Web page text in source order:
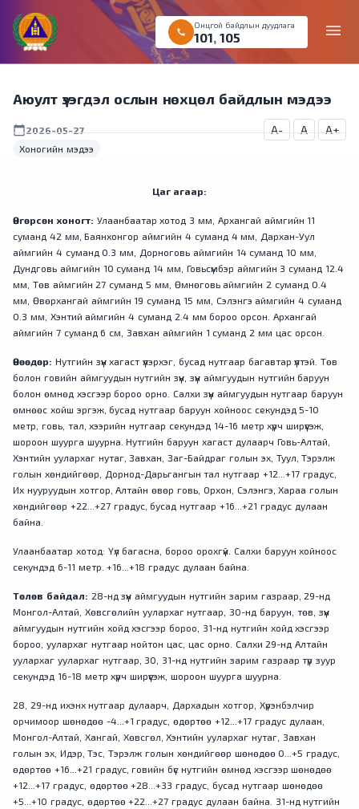
menu
call
Онцгой байдлын дуудлага
101 ,105
Аюулт үзэгдэл ослын нөхцөл байдлын мэдээ
calendar_today2026-05-27
Хоногийн мэдээ
A- A A+
Цаг агаар:
Өнгөрсөн хоногт: Улаанбаатар хотод 3 мм, Архангай аймгийн 11
суманд 42 мм, Баянхонгор аймгийн 4 суманд 4 мм, Дархан-Уул
аймгийн 4 суманд 0.3 мм, Дорноговь аймгийн 14 суманд 10 мм,
Дундговь аймгийн 10 суманд 14 мм, Говьсүмбэр аймгийн 3 суманд 12.4
мм, Төв аймгийн 27 суманд 5 мм, Өмнөговь аймгийн 2 суманд 0.4
мм, Өвөрхангай аймгийн 19 суманд 15 мм, Сэлэнгэ аймгийн 4 суманд
0.3 мм, Хэнтий аймгийн 4 суманд 2.4 мм бороо орсон. Архангай
аймгийн 7 суманд 6 см, Завхан аймгийн 1 суманд 2 мм цас орсон.
Өнөөдөр: Нутгийн зүүн хагаст үүлэрхэг, бусад нутгаар багавтар үүлтэй. Төв
болон говийн аймгуудын нутгийн зүүн, зүүн аймгуудын нутгийн баруун
болон өмнөд хэсгээр бороо орно. Салхи зүүн аймгуудын нутгаар баруун
өмнөөс хойш эргэж, бусад нутгаар баруун хойноос секундэд 5-10
метр, говь, тал, хээрийн нутгаар секундэд 14-16 метр хүрч ширүүсэж,
шороон шуурга шуурна. Нутгийн баруун хагаст дулаарч Говь-Алтай,
Хэнтийн уулархаг нутаг, Завхан, Заг-Байдраг голын эх, Туул, Тэрэлж
голын хөндийгөөр, Дорнод-Дарьгангын тал нутгаар +12...+17 градус,
Их нууруудын хотгор, Алтайн өвөр говь, Орхон, Сэлэнгэ, Хараа голын
хөндийгөөр +22...+27 градус, бусад нутгаар +16...+21 градус дулаан
байна.
Улаанбаатар хотод: Үүл багасна, бороо орохгүй. Салхи баруун хойноос
секундэд 6-11 метр. +16...+18 градус дулаан байна.
Төлөв байдал: 28-нд зүүн аймгуудын нутгийн зарим газраар, 29-нд
Монгол-Алтай, Хөвсгөлийн уулархаг нутгаар, 30-нд баруун, төв, зүүн
аймгуудын нутгийн хойд хэсгээр бороо, 31-нд нутгийн хойд хэсгээр
бороо, уулархаг нутгаар нойтон цас, цас орно. Салхи 29-нд Алтайн
уулархаг уулархаг нутгаар, 30, 31-нд нутгийн зарим газраар түр зуур
секундэд 16-18 метр хүрч ширүүсэж, шороон шуурга шуурна.
28, 29-нд ихэнх нутгаар дулаарч, Дархадын хотгор, Хүрэнбэлчир
орчимоор шөнөдөө -4...+1 градус, өдөртөө +12...+17 градус дулаан,
Монгол-Алтай, Хангай, Хөвсгөл, Хэнтийн уулархаг нутаг, Завхан
голын эх, Идэр, Тэс, Тэрэлж голын хөндийгөөр шөнөдөө 0...+5 градус,
өдөртөө +16...+21 градус, говийн бүс нутгийн өмнөд хэсгээр шөнөдөө
+12...+17 градус, өдөртөө +28...+33 градус, бусад нутгаар шөнөдөө
+5...+10 градус, өдөртөө +22...+27 градус дулаан байна. 31-нд нутгийн